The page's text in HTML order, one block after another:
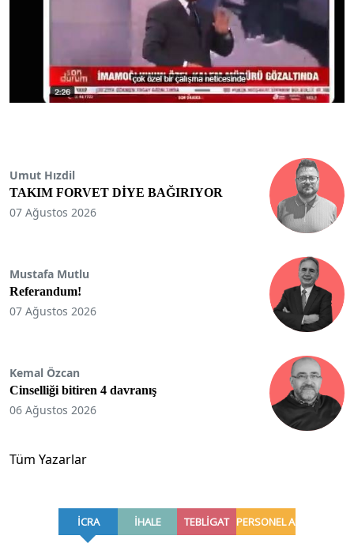
Umut Hızdil
TAKIM FORVET DİYE BAĞIRIYOR
07 Ağustos 2026
Mustafa Mutlu
Referandum!
07 Ağustos 2026
Kemal Özcan
Cinselliği bitiren 4 davranış
06 Ağustos 2026
Tüm Yazarlar